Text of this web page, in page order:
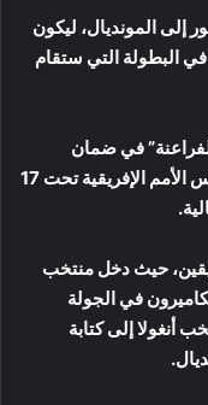
إلى المونديال، ليكون
البطولة التي ستقام
في ضمان
الصعود المباشر من دور المجموعات في كأس الأمم الإفريقية تحت 17
حيث دخل منتخب
في الجولة
أنغولا إلى كتابة